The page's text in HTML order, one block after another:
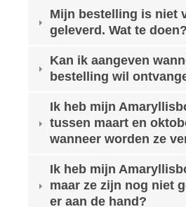
Mijn bestelling is niet
geleverd. Wat te doen?
Kan ik aangeven
bestelling wil
Ik heb mijn
tussen maart en
wanneer worden ze
Ik heb mijn
maar ze zijn nog niet
er aan de hand?